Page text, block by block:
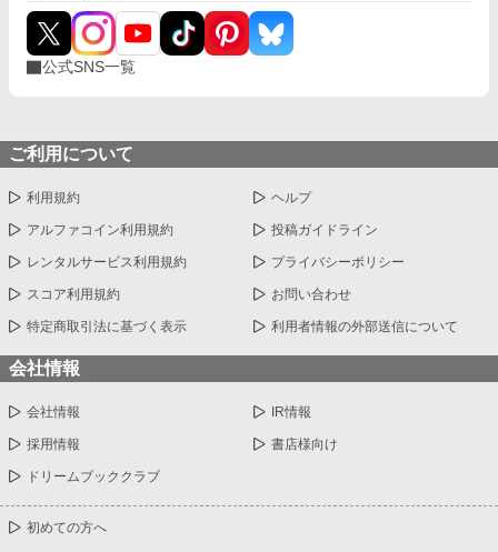
公式SNS一覧
ご利用について
利用規約 ヘルプ
アルファコイン利用規約 投稿ガイドライン
レンタルサービス利用規約 プライバシーポリシー
スコア利用規約 お問い合わせ
特定商取引法に基づく表示 利用者情報の外部送信について
会社情報
会社情報 IR情報
採用情報 書店様向け
ドリームブッククラブ
初めての方へ